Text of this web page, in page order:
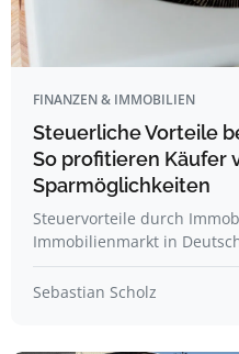
FINANZEN & IMMOBILIEN
Steuerliche Vorteile
So profitieren Käufer
Sparmöglichkeiten
Steuervorteile durch
Immobilienmarkt in
Sebastian Scholz